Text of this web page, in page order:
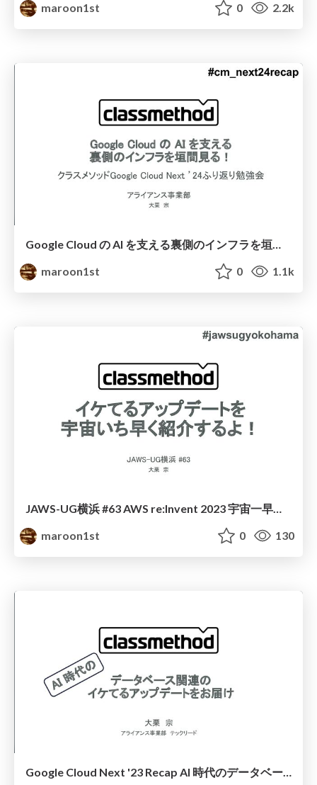
maroon1st 0 2.2k
Google Cloud の AI を支える裏側のインフラを垣間見る！
maroon1st
0 1.1k
maroon1st
0 130
Google Cloud Next '23 Recap AI 時代のデータベース関連のイケてるアップデートをお届け